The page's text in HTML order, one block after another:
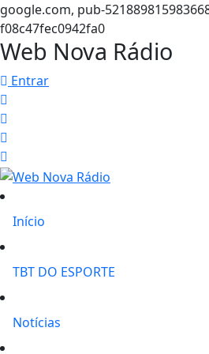
google.com, pub-
f08c47fec0942fa0
Web Nova Rádio
Entrar
Início
TBT DO ESPORTE
Notícias